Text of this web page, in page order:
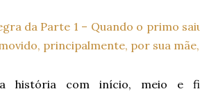
da Parte 1 – Quando o primo
principalmente, por sua
história com início, meio e